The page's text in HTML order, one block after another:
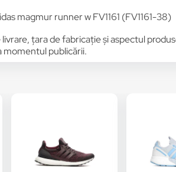
magmur runner w FV1161 (FV1161-38)
țara de fabricație și aspectul
momentul publicării.